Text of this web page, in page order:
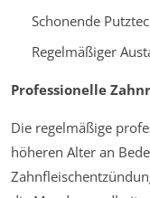
Schonende
Regelmäßiger
Professionelle
Die regelmäßige
höheren Alter an